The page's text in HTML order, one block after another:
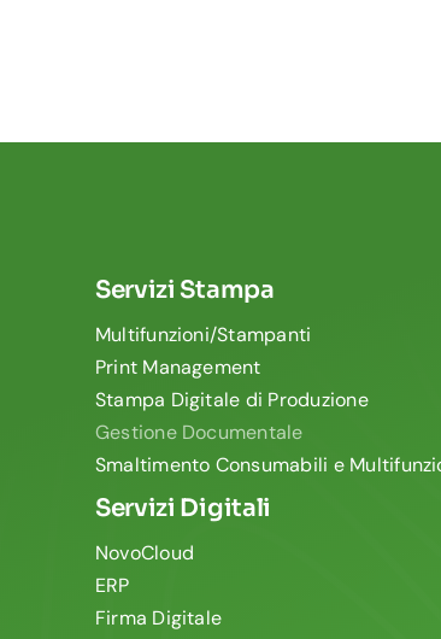
Servizi Stampa
Multifunzioni/Stampanti
Print Management
Stampa Digitale di Produzione
Gestione Documentale
Smaltimento Consumabili e
Servizi Digitali
NovoCloud
ERP
Firma Digitale